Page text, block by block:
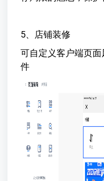
5、店铺装修
可自定义客户端页
件